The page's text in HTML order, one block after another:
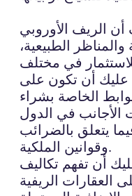
الريف الأوروبي
والمناظر الطبيعية،
في مختلف
عليك أن تكون على
الخاصة بشراء
الأجانب في الدول
يتعلق بالضرائب
وقوانين الملكية.
أن تفهم تكاليف
العقارات الريفية